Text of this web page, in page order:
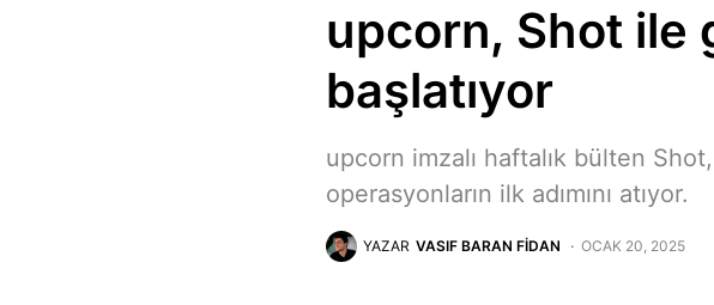
upcorn, Shot ile
başlatıyor
upcorn imzalı haftalık bülten
operasyonların ilk adımını atıyor.
YAZAR VASIF BARAN FIDAN OCAK 20, 2025